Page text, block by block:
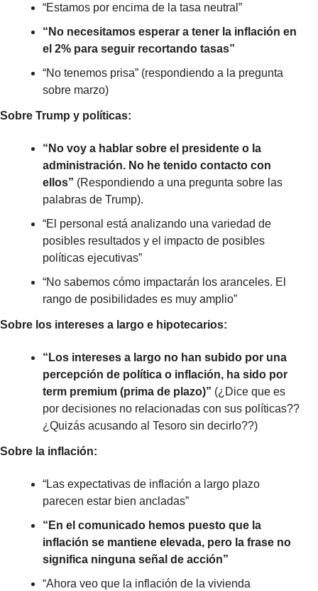
“Estamos por encima de la tasa neutral”
“No necesitamos esperar a tener la inflación en
el 2% para seguir recortando tasas”
“No tenemos prisa” (respondiendo a la pregunta
sobre marzo)
Sobre Trump y políticas:
“No voy a hablar sobre el presidente o la
administración. No he tenido contacto con
ellos” (Respondiendo a una pregunta sobre las
palabras de Trump).
“El personal está analizando una variedad de
posibles resultados y el impacto de posibles
políticas ejecutivas”
“No sabemos cómo impactarán los aranceles. El
rango de posibilidades es muy amplio”
Sobre los intereses a largo e hipotecarios:
“Los intereses a largo no han subido por una
percepción de política o inflación, ha sido por
term premium (prima de plazo)” (¿Dice que es
por decisiones no relacionadas con sus políticas??
¿Quizás acusando al Tesoro sin decirlo??)
Sobre la inflación:
“Las expectativas de inflación a largo plazo
parecen estar bien ancladas”
“En el comunicado hemos puesto que la
inflación se mantiene elevada, pero la frase no
significa ninguna señal de acción”
“Ahora veo que la inflación de la vivienda